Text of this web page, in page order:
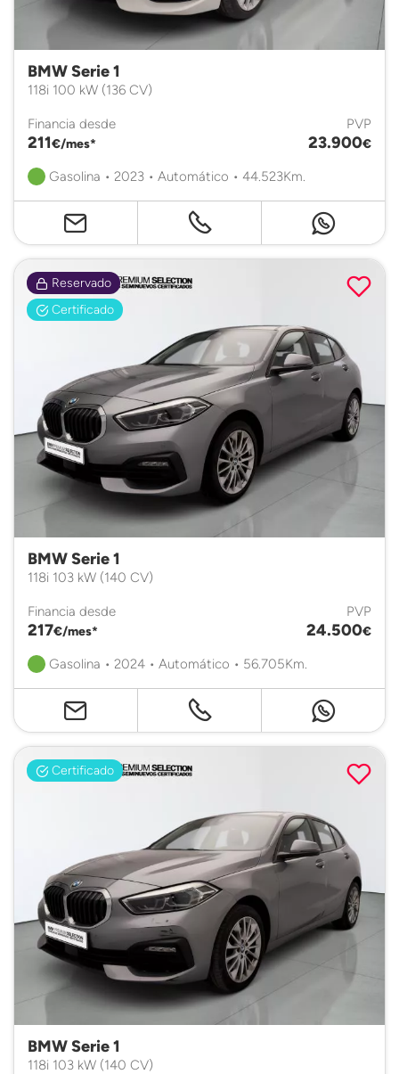
BMW Serie 1
118i 100 kW (136 CV)
Financia desde
211€/mes*
PVP
23.900€
Gasolina • 2023 • Automático • 44.523Km.
Reservado
Certificado
BMW Serie 1
118i 103 kW (140 CV)
Financia desde
217€/mes*
PVP
24.500€
Gasolina • 2024 • Automático • 56.705Km.
Certificado
BMW Serie 1
118i 103 kW (140 CV)